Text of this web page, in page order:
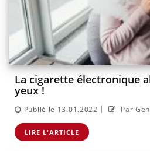
La cigarette électronique
yeux !
Publié le 13.01.2022 | Par
LIRE L'ARTICLE